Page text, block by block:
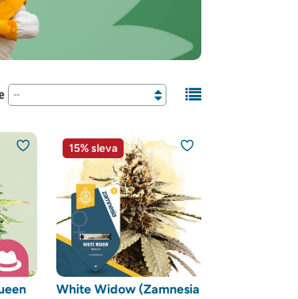
--
15% sleva
White Widow (Zamnesia